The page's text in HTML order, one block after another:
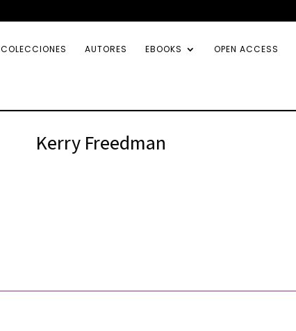
COLECCIONES AUTORES EBOOKS OPEN ACCESS
Kerry Freedman